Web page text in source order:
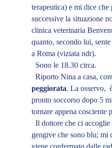
terapeutica) e mi dice che
successive la situazione
clinica veterinaria
quanto, secondo lui,
a Roma (viziata ndr).
Sono le 18.30 circa.
Riporto Nina a casa,
peggiorata. La osservo,
pronto soccorso dopo 5
tornare appena cosciente
Il dottore che ci accoglie
gengive che sono blu;
viene confermato dalle